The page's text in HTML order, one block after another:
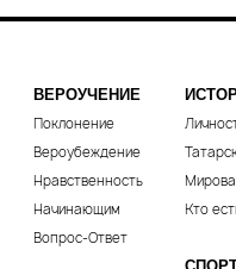
ВЕРОУЧЕНИЕ
Поклонение
Вероубеждение
Нравственность
Начинающим
Вопрос-Ответ
Кто